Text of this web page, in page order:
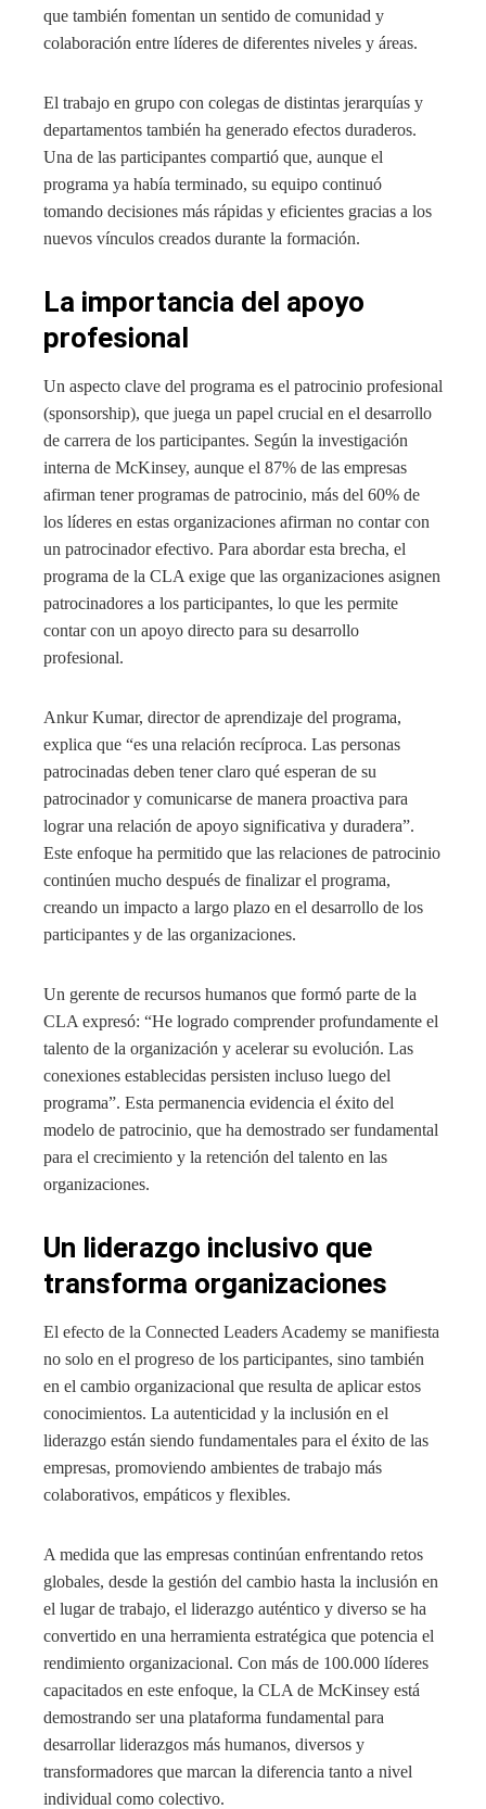
que también fomentan un sentido de comunidad y
colaboración entre líderes de diferentes niveles y áreas.
El trabajo en grupo con colegas de distintas jerarquías y
departamentos también ha generado efectos duraderos.
Una de las participantes compartió que, aunque el
programa ya había terminado, su equipo continuó
tomando decisiones más rápidas y eficientes gracias a los
nuevos vínculos creados durante la formación.
La importancia del apoyo
profesional
Un aspecto clave del programa es el patrocinio profesional
(sponsorship), que juega un papel crucial en el desarrollo
de carrera de los participantes. Según la investigación
interna de McKinsey, aunque el 87% de las empresas
afirman tener programas de patrocinio, más del 60% de
los líderes en estas organizaciones afirman no contar con
un patrocinador efectivo. Para abordar esta brecha, el
programa de la CLA exige que las organizaciones asignen
patrocinadores a los participantes, lo que les permite
contar con un apoyo directo para su desarrollo
profesional.
Ankur Kumar, director de aprendizaje del programa,
explica que “es una relación recíproca. Las personas
patrocinadas deben tener claro qué esperan de su
patrocinador y comunicarse de manera proactiva para
lograr una relación de apoyo significativa y duradera”.
Este enfoque ha permitido que las relaciones de patrocinio
continúen mucho después de finalizar el programa,
creando un impacto a largo plazo en el desarrollo de los
participantes y de las organizaciones.
Un gerente de recursos humanos que formó parte de la
CLA expresó: “He logrado comprender profundamente el
talento de la organización y acelerar su evolución. Las
conexiones establecidas persisten incluso luego del
programa”. Esta permanencia evidencia el éxito del
modelo de patrocinio, que ha demostrado ser fundamental
para el crecimiento y la retención del talento en las
organizaciones.
Un liderazgo inclusivo que
transforma organizaciones
El efecto de la Connected Leaders Academy se manifiesta
no solo en el progreso de los participantes, sino también
en el cambio organizacional que resulta de aplicar estos
conocimientos. La autenticidad y la inclusión en el
liderazgo están siendo fundamentales para el éxito de las
empresas, promoviendo ambientes de trabajo más
colaborativos, empáticos y flexibles.
A medida que las empresas continúan enfrentando retos
globales, desde la gestión del cambio hasta la inclusión en
el lugar de trabajo, el liderazgo auténtico y diverso se ha
convertido en una herramienta estratégica que potencia el
rendimiento organizacional. Con más de 100.000 líderes
capacitados en este enfoque, la CLA de McKinsey está
demostrando ser una plataforma fundamental para
desarrollar liderazgos más humanos, diversos y
transformadores que marcan la diferencia tanto a nivel
individual como colectivo.